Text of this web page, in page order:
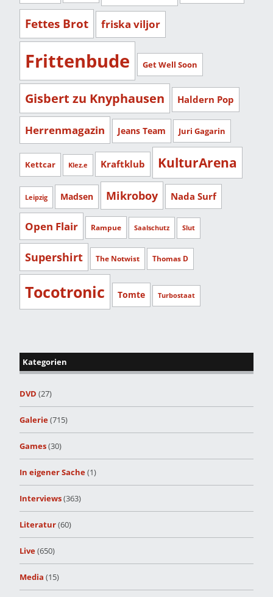
Fettes Brot friska viljor
Frittenbude Get Well Soon
Gisbert zu Knyphausen Haldern Pop
Herrenmagazin Jeans Team Juri Gagarin
Kettcar Klez.e Kraftklub KulturArena
Leipzig Madsen Mikroboy Nada Surf
Open Flair Rampue Saalschutz Slut
Supershirt The Notwist Thomas D
Tocotronic Tomte Turbostaat
Kategorien
DVD (27)
Galerie(715)
Games(30)
In eigener Sache(1)
Interviews(363)
Literatur(60)
Live(650)
Media (15)